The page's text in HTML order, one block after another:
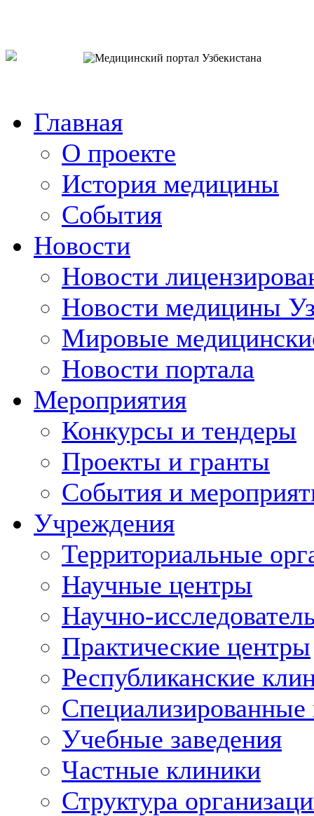
Главная
О проекте
История медицины
События
Новости
Новости
Новости медицины
Мировые
Новости портала
Мероприятия
Конкурсы и тендеры
Проекты и гранты
События и
Учреждения
Территориальные
Научные центры
Научно-
Практические центры
Республиканские
Учебные заведения
Частные клиники
Структура